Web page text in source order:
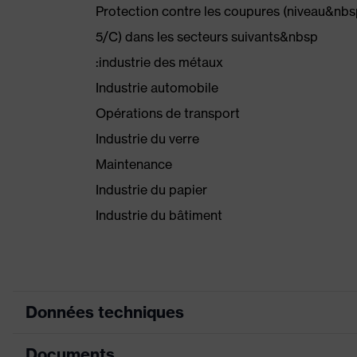
Protection contre les coupures
5/C) dans les secteurs suivants&nbsp
:industrie des métaux
Industrie automobile
Opérations de transport
Industrie du verre
Maintenance
Industrie du papier
Industrie du bâtiment
Données techniques
Couleur marketing